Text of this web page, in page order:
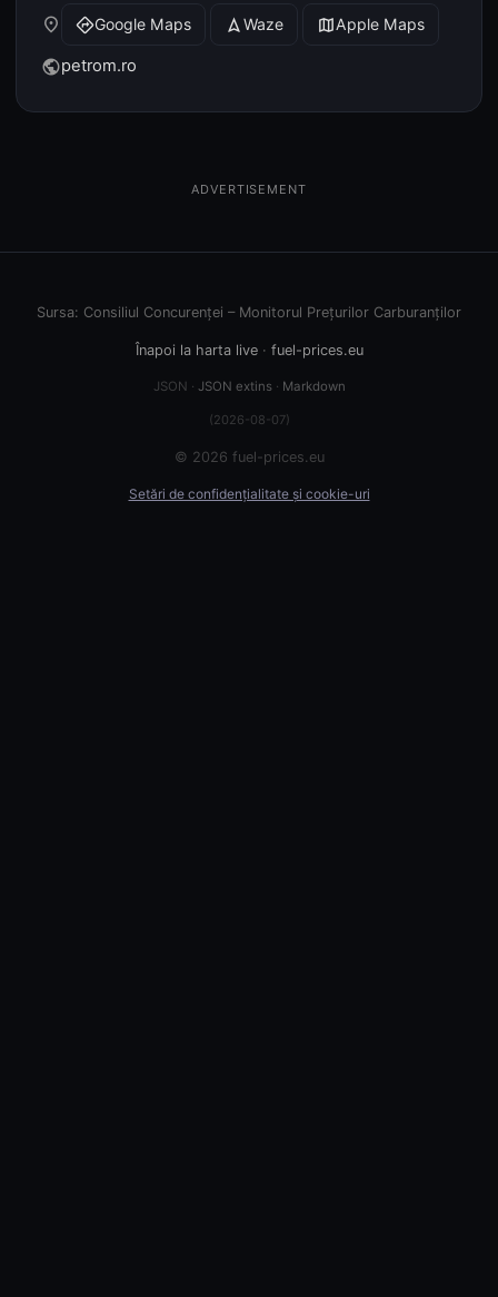
place directionsGoogle Maps navigation Waze mapApple Maps
publicpetrom.ro
ADVERTISEMENT
Sursa: Consiliul Concurenței – Monitorul Prețurilor Carburanților
Înapoi la harta live· fuel-prices.eu
JSON · JSON extins· Markdown
(2026-08-07)
© 2026 fuel-prices.eu
Setări de confidențialitate și cookie-uri